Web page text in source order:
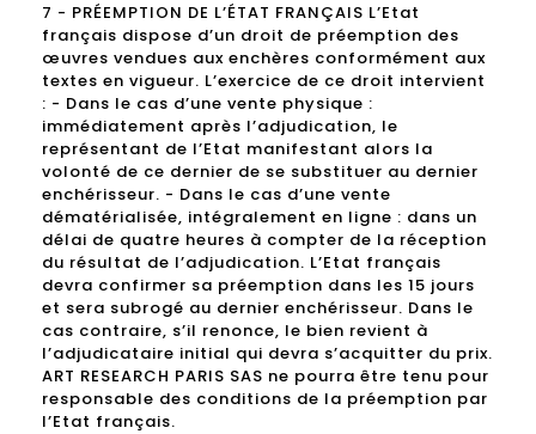
7 - PRÉEMPTION DE L’ÉTAT FRANÇAIS L’Etat
français dispose d’un droit de préemption des
œuvres vendues aux enchères conformément aux
textes en vigueur. L’exercice de ce droit intervient
: - Dans le cas d’une vente physique :
immédiatement après l’adjudication, le
représentant de l’Etat manifestant alors la
volonté de ce dernier de se substituer au dernier
enchérisseur. - Dans le cas d’une vente
dématérialisée, intégralement en ligne : dans un
délai de quatre heures à compter de la réception
du résultat de l’adjudication. L’Etat français
devra confirmer sa préemption dans les 15 jours
et sera subrogé au dernier enchérisseur. Dans le
cas contraire, s’il renonce, le bien revient à
l’adjudicataire initial qui devra s’acquitter du prix.
ART RESEARCH PARIS SAS ne pourra être tenu pour
responsable des conditions de la préemption par
l’Etat français.